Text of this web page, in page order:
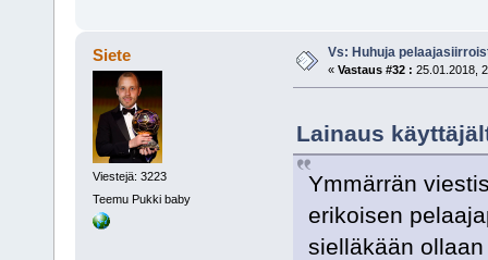
Siete
Viestejä: 3223
Teemu Pukki baby
Vs: Huhuja
« Vastaus #32 : 25.01.2018,
Lainaus
Ymmärrän
erikoisen
sielläkään